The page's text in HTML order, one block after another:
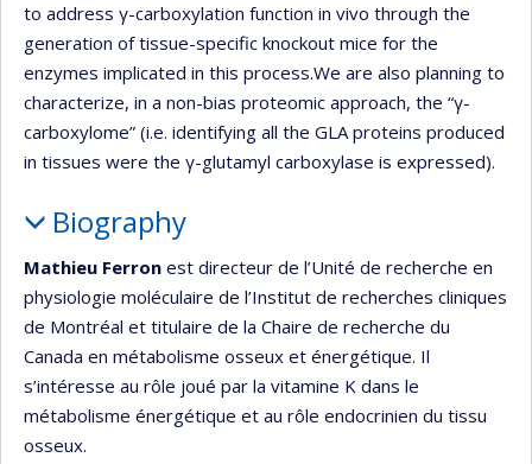
to address γ-carboxylation function in vivo through the
generation of tissue-specific knockout mice for the
enzymes implicated in this process.We are also planning to
characterize, in a non-bias proteomic approach, the “γ-
carboxylome” (i.e. identifying all the GLA proteins produced
in tissues were the γ-glutamyl carboxylase is expressed).
Biography
Mathieu Ferron est directeur de l’Unité de recherche en
physiologie moléculaire de l’Institut de recherches cliniques
de Montréal et titulaire de la Chaire de recherche du
Canada en métabolisme osseux et énergétique. Il
s’intéresse au rôle joué par la vitamine K dans le
métabolisme énergétique et au rôle endocrinien du tissu
osseux.